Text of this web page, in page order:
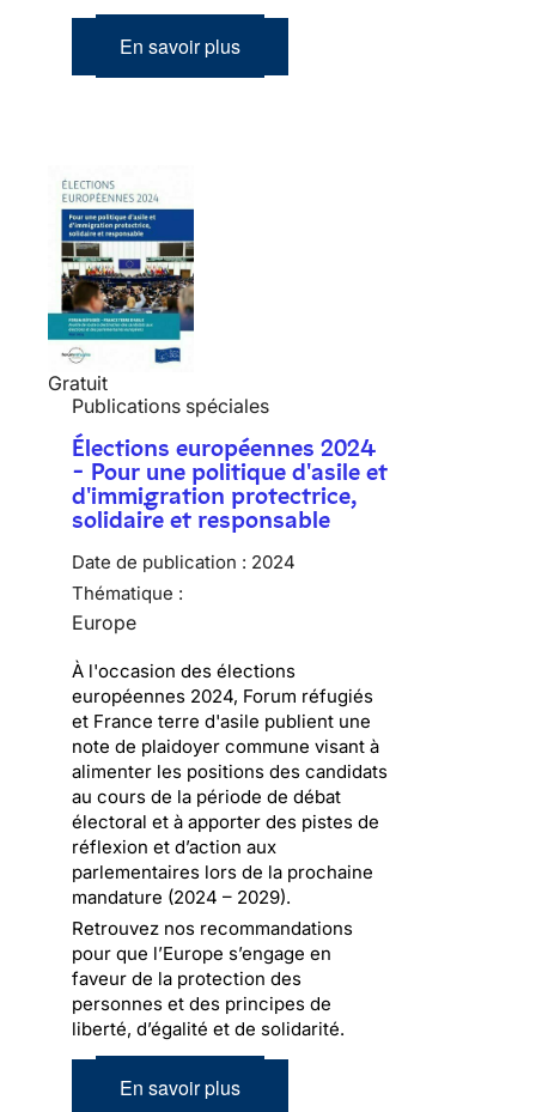
En savoir plus
Gratuit
Publications spéciales
Élections européennes 2024
- Pour une politique d'asile et
d'immigration protectrice,
solidaire et responsable
Date de publication : 2024
Thématique :
Europe
À l'occasion des élections
européennes 2024, Forum réfugiés
et France terre d'asile publient une
note de plaidoyer commune visant à
alimenter les positions des candidats
au cours de la période de débat
électoral et à apporter des pistes de
réflexion et d’action aux
parlementaires lors de la prochaine
mandature (2024 – 2029).
Retrouvez nos recommandations
pour que l’Europe s’engage en
faveur de la protection des
personnes et des principes de
liberté, d’égalité et de solidarité.
En savoir plus